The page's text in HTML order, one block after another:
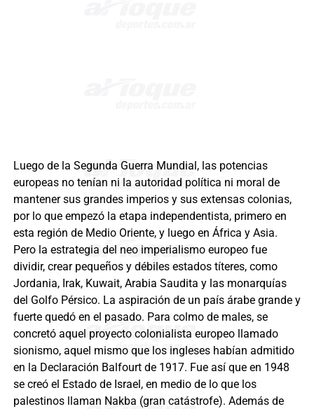
Luego de la Segunda Guerra Mundial, las potencias
europeas no tenían ni la autoridad política ni moral de
mantener sus grandes imperios y sus extensas colonias,
por lo que empezó la etapa independentista, primero en
esta región de Medio Oriente, y luego en África y Asia.
Pero la estrategia del neo imperialismo europeo fue
dividir, crear pequeños y débiles estados títeres, como
Jordania, Irak, Kuwait, Arabia Saudita y las monarquías
del Golfo Pérsico. La aspiración de un país árabe grande y
fuerte quedó en el pasado. Para colmo de males, se
concretó aquel proyecto colonialista europeo llamado
sionismo, aquel mismo que los ingleses habían admitido
en la Declaración Balfourt de 1917. Fue así que en 1948
se creó el Estado de Israel, en medio de lo que los
palestinos llaman Nakba (gran catástrofe). Además de